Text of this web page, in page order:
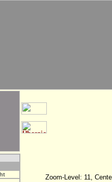
Zoom-Level: 11,